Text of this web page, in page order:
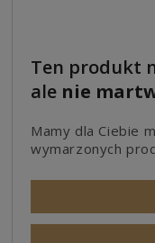
Ten produkt
ale nie
Mamy dla Ciebie
wymarzonych